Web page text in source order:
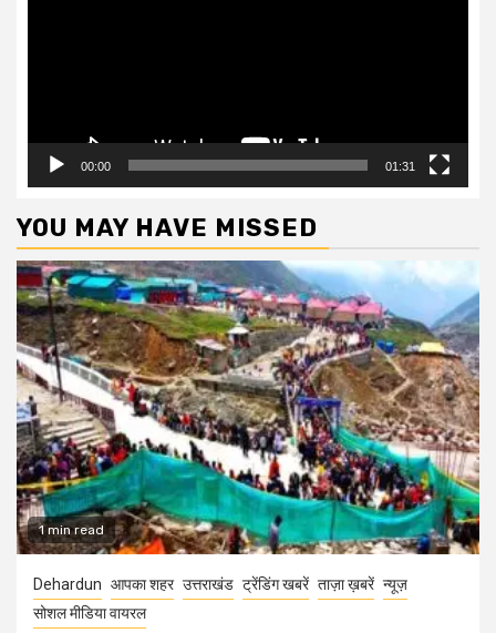
00:00 01:31
YOU MAY HAVE MISSED
1 min read
Dehardun आपका शहर उत्तराखंड ट्रेंडिंग खबरें ताज़ा ख़बरें न्यूज़
सोशल मीडिया वायरल